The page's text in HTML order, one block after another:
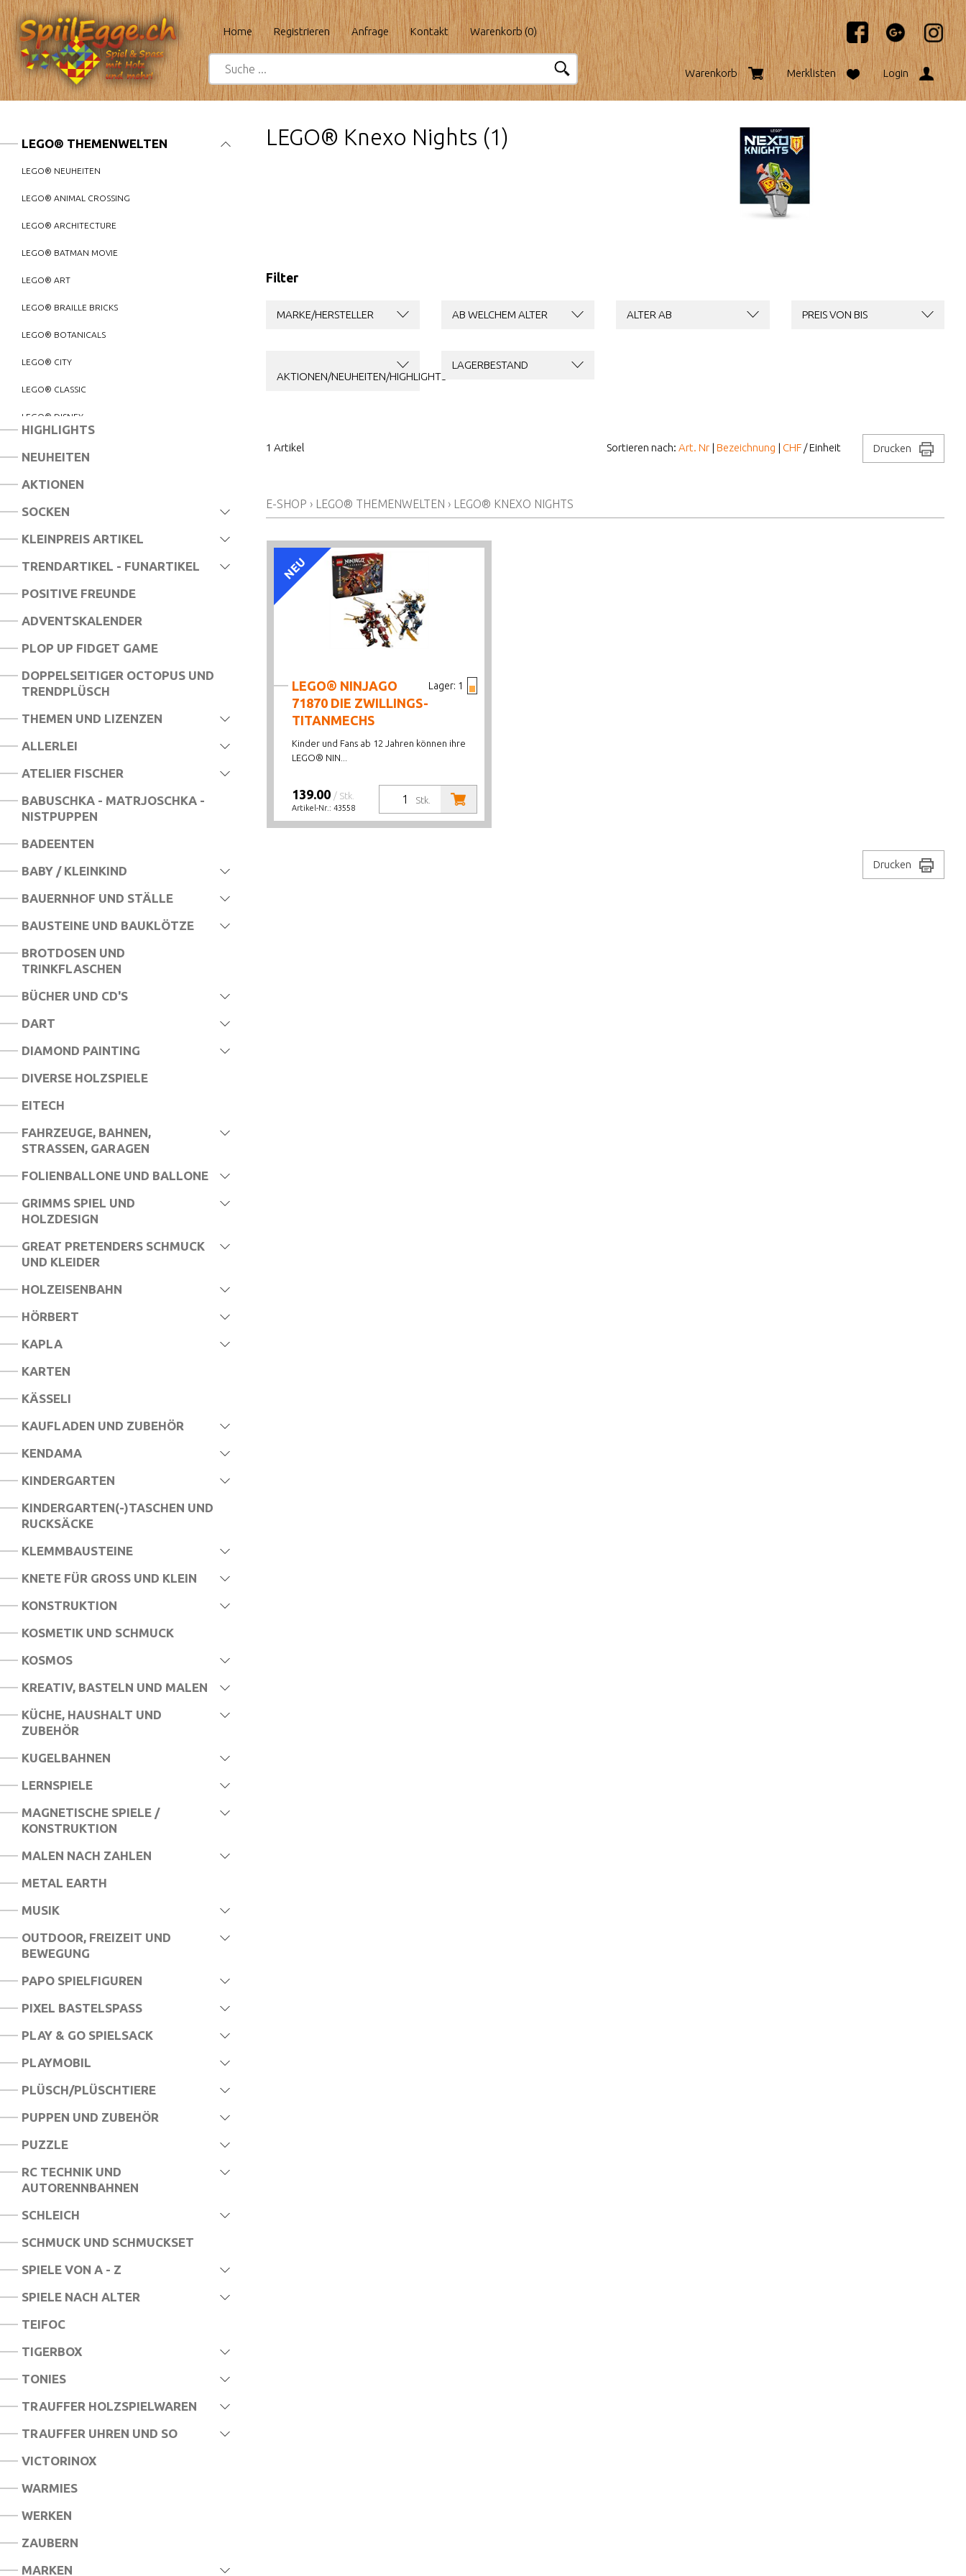
Home Registrieren Anfrage Kontakt Warenkorb (0)
Warenkorb Merklisten Login
HIGHLIGHTS
NEUHEITEN
AKTIONEN
SOCKEN
KLEINPREIS ARTIKEL
TRENDARTIKEL - FUNARTIKEL
POSITIVE FREUNDE
ADVENTSKALENDER
PLOP UP FIDGET GAME
DOPPELSEITIGER OCTOPUS UND
TRENDPLÜSCH
THEMEN UND LIZENZEN
ALLERLEI
ATELIER FISCHER
BABUSCHKA - MATRJOSCHKA -
NISTPUPPEN
BADEENTEN
BABY / KLEINKIND
BAUERNHOF UND STÄLLE
BAUSTEINE UND BAUKLÖTZE
BROTDOSEN UND
TRINKFLASCHEN
BÜCHER UND CD'S
DART
DIAMOND PAINTING
DIVERSE HOLZSPIELE
EITECH
FAHRZEUGE, BAHNEN,
STRASSEN, GARAGEN
FOLIENBALLONE UND BALLONE
GRIMMS SPIEL UND
HOLZDESIGN
GREAT PRETENDERS SCHMUCK
UND KLEIDER
HOLZEISENBAHN
HÖRBERT
KAPLA
KARTEN
KÄSSELI
KAUFLADEN UND ZUBEHÖR
KENDAMA
KINDERGARTEN
KINDERGARTEN(-)TASCHEN UND
RUCKSÄCKE
KLEMMBAUSTEINE
KNETE FÜR GROSS UND KLEIN
KONSTRUKTION
KOSMETIK UND SCHMUCK
KOSMOS
KREATIV, BASTELN UND MALEN
KÜCHE, HAUSHALT UND
ZUBEHÖR
KUGELBAHNEN
LEGO® THEMENWELTEN
LEGO® NEUHEITEN
LEGO® ANIMAL CROSSING
LEGO® ARCHITECTURE
LEGO® BATMAN MOVIE
LEGO® ART
LEGO® BRAILLE BRICKS
LEGO® BOTANICALS
LEGO® CITY
LEGO® CLASSIC
LEGO® DISNEY
LEGO® ICONS
LEGO® IDEAS
LEGO® JURASSIC WORLD
LEGO® MARVEL SUPER HEROES
LEGO® MINECRAFT
LEGO® MINIFIGURES
LEGO® NINJAGO
LEGO® ONE PIECE
LEGO® SONIC
LEGO® SPEED CHAMPIONS
LEGO® STAR WARS
LEGO® SUPER MARIO
LEGO® TECHNIC
LEGO® WEDNESDAY
LEGO® WICKED
LEGO® POKÉMON
LERNSPIELE
MAGNETISCHE SPIELE /
KONSTRUKTION
MALEN NACH ZAHLEN
METAL EARTH
MUSIK
OUTDOOR, FREIZEIT UND
BEWEGUNG
PAPO SPIELFIGUREN
PIXEL BASTELSPASS
PLAY & GO SPIELSACK
PLAYMOBIL
PLÜSCH/PLÜSCHTIERE
PUPPEN UND ZUBEHÖR
PUZZLE
RC TECHNIK UND
AUTORENNBAHNEN
SCHLEICH
SCHMUCK UND SCHMUCKSET
SPIELE VON A - Z
SPIELE NACH ALTER
TEIFOC
TIGERBOX
TONIES
TRAUFFER HOLZSPIELWAREN
TRAUFFER UHREN UND SO
VICTORINOX
WARMIES
WERKEN
ZAUBERN
MARKEN
LEGO® Knexo Nights (1)
Filter
MARKE/HERSTELLER AB WELCHEM ALTER ALTER AB PREIS VON BIS
AKTIONEN/NEUHEITEN/HIGHLIGHTS
LAGERBESTAND
Drucken
Sortieren nach: Art. Nr | Bezeichnung | CHF / Einheit
1 Artikel
E-SHOP › LEGO® THEMENWELTEN › LEGO® KNEXO NIGHTS
NEU
Lager: 1
LEGO® NINJAGO
71870 DIE ZWILLINGS-
TITANMECHS
Kinder und Fans ab 12 Jahren können ihre
LEGO® NIN...
Stk.
139.00 / Stk.
Artikel-Nr.: 43558
Drucken